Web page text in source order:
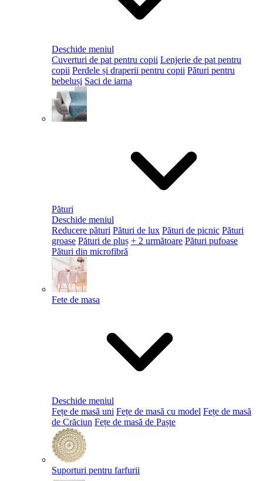
Deschide meniul
Cuverturi de pat pentru copii Lenjerie de pat pentru
copii Perdele și draperii pentru copii Pături pentru
bebeluși Saci de iarna
Pături
Deschide meniul
Reducere pături Pături de lux Pături de picnic Pături
groase Pături de pluș + 2 următoare Pături pufoase
Pături din microfibră
Fete de masa
Deschide meniul
Fețe de masă uni Fețe de masă cu model Fețe de masă
de Crăciun Fețe de masă de Paște​
Suporturi pentru farfurii